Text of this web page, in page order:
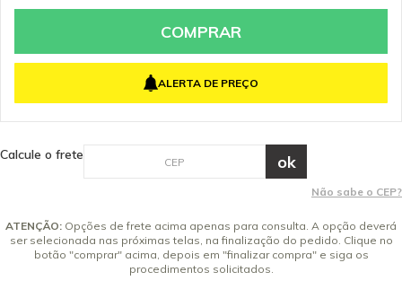
2x de R$ 60,03 sem juros
5x de R$ 24,01 sem juros
COMPRAR
ALERTA DE PREÇO
Calcule o frete
Não sabe o CEP?
ATENÇÃO: Opções de frete acima apenas para consulta. A opção deverá
ser selecionada nas próximas telas, na finalização do pedido. Clique no
botão "comprar" acima, depois em "finalizar compra" e siga os
procedimentos solicitados.